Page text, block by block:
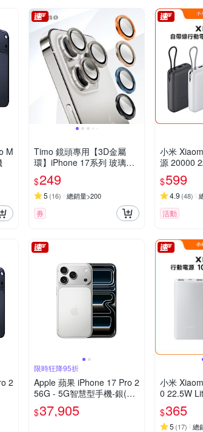
M
Timo 鏡頭專用【3D金屬
環】iPhone 17系列 玻璃鏡
頭保護貼膜
$249
5 (16) 總銷量>200
券
小米
源 20000
館
$599
4.9 (48)
活動
2
限時狂降95折
Apple 蘋果 iPhone 17 Pro 2
56G - 5G智慧型手機-銀(父
親節限定)
$37,905
小米
0 22.5W
$365
5 (17) 總